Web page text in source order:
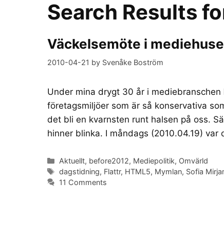
Search Results
Väckelsemöte i
2010-04-21 by Svenåke Boström
Under mina drygt 30 år i
företagsmiljöer som är så konservativa
det bli en kvarnsten runt halsen på oss.
hinner blinka. I måndags (2010.04.19)
Categories
Aktuellt, before2012, Mediepolitik, Omvärld
Tags
dagstidning, Flattr, HTML5, Mymlan, Sofia
11 Comments